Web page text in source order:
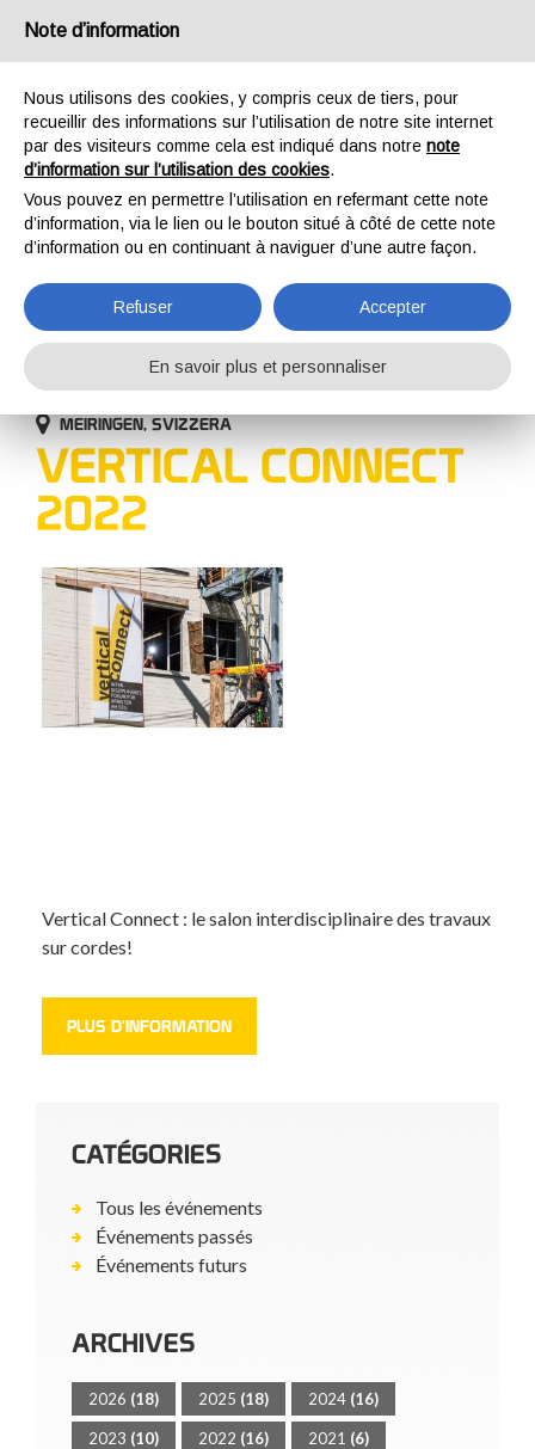
ÉVÉNEMENTS
CATÉGORIES
Tous les événements
Événements passés
Événements futurs
ARCHIVES
2026 (18) 2025 (18) 2024 (16)
2023 (10) 2022 (16) 2021 (6)
25-26 AOÛT 2022
MEIRINGEN, SVIZZERA
VERTICAL CONNECT
2022
Vertical Connect : le salon interdisciplinaire des travaux
sur cordes!
PLUS D'INFORMATION
Note d’information
Nous utilisons des cookies, y compris ceux de tiers, pour
recueillir des informations sur l’utilisation de notre site internet
par des visiteurs comme cela est indiqué dans notre note
d’information sur l’utilisation des cookies.
Vous pouvez en permettre l’utilisation en refermant cette note
d’information, via le lien ou le bouton situé à côté de cette note
d’information ou en continuant à naviguer d’une autre façon.
Refuser Accepter
En savoir plus et personnaliser